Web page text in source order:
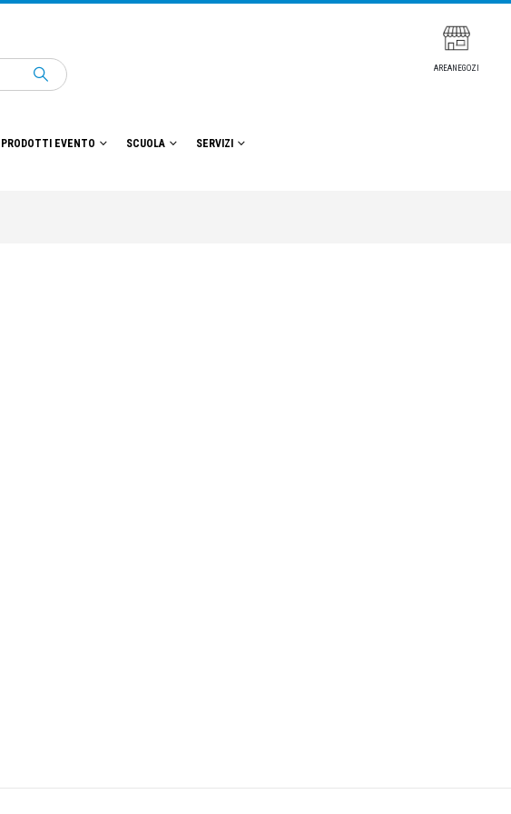
AREANEGOZI
PRODOTTI EVENTO SCUOLA SERVIZI